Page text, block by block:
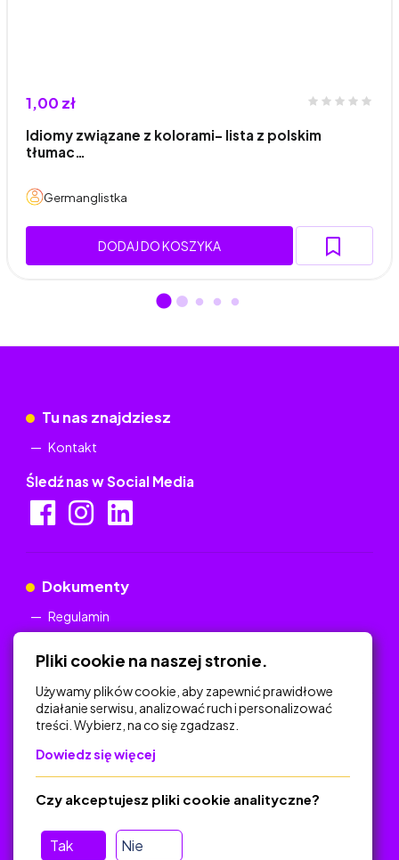
1,00 zł
Idiomy związane z kolorami- lista z polskim
tłumac…
Germanglistka
DODAJ DO KOSZYKA
Tu nas znajdziesz
Kontakt
Śledź nas w Social Media
Dokumenty
Regulamin
Na skróty
Polityka Prywatności
O platformie
Baza materiałów dydaktycznych
Pliki cookie na naszej stronie.
Używamy plików cookie, aby zapewnić prawidłowe
działanie serwisu, analizować ruch i personalizować
treści. Wybierz, na co się zgadzasz.
Dowiedz się więcej
Tak Nie
Czy akceptujesz pliki cookie analityczne?